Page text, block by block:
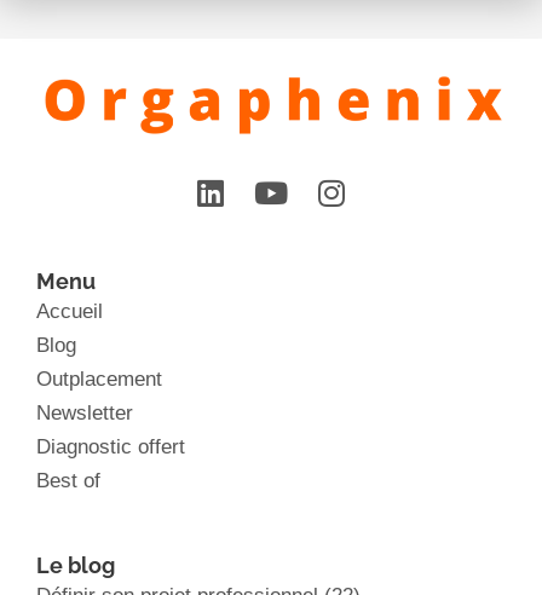
Menu
Accueil
Blog
Outplacement
Newsletter
Diagnostic offert
Best of
Le blog